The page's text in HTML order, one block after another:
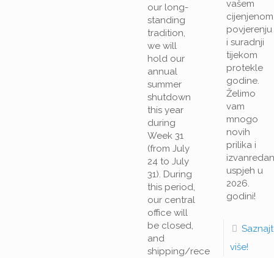
our long-
standing
tradition,
we will
hold our
annual
summer
shutdown
this year
during
Week 31
(from July
24 to July
31). During
this period,
our central
office will
be closed,
and
shipping/receiving
vašem
cijenjenom
povjerenju
i suradnji
tijekom
protekle
godine.
Želimo
vam
mnogo
novih
prilika i
uspjeh u
2026.
godini!
više!